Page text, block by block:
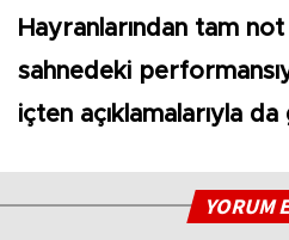
Hayranlarından tam
sahnedeki
içten açıklamalarıyla
YORUM